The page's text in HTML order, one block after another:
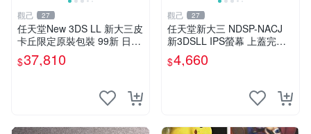
觀己 27
任天堂New 3DS LL 新大三皮
卡丘限定原裝包裝 99新 日版
未拆 屏幕完好帶膜 功能正常
轉軸無裂 按鍵搖桿測正常 附
$37,810
觀己 27
任天堂新大三 NDSP-NACJ
新3DSLL IPS螢幕 上蓋完美
未損傷 純正保護貼附 經典紅
配色 採購推薦 攝像收藏 3dsll
$4,660